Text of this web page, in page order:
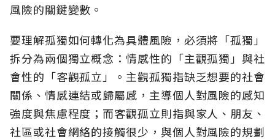
風險的關鍵變數。
要理解孤獨如何轉化為具體風險，必須將「孤獨」
拆分為兩個獨立概念：情感性的「主觀孤獨」與社
會性的「客觀孤立」。主觀孤獨指缺乏想要的社會
關係、情感連結或歸屬感，主導個人對風險的感知
強度與焦慮程度；而客觀孤立則指與家人、朋友、
社區或社會網絡的接觸很少，與個人對風險的規劃